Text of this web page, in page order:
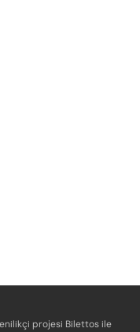
projesi Bilettos ile